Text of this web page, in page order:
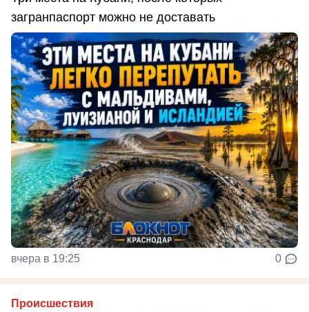
загранпаспорт можно не доставать
вчера в 19:25 0
Происшествия